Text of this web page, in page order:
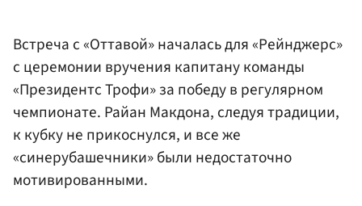
Встреча с «Оттавой» началась для «Рейнджерс»
с церемонии вручения капитану команды
«Президентс Трофи» за победу в регулярном
чемпионате. Райан Макдона, следуя традиции,
к кубку не прикоснулся, и все же
«синерубашечники» были недостаточно
мотивированными.